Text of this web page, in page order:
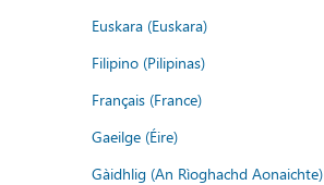
Euskara (Euskara)
Filipino (Pilipinas)
Français (France)
Gaeilge (Éire)
Gàidhlig (An Rìoghachd Aonaichte)